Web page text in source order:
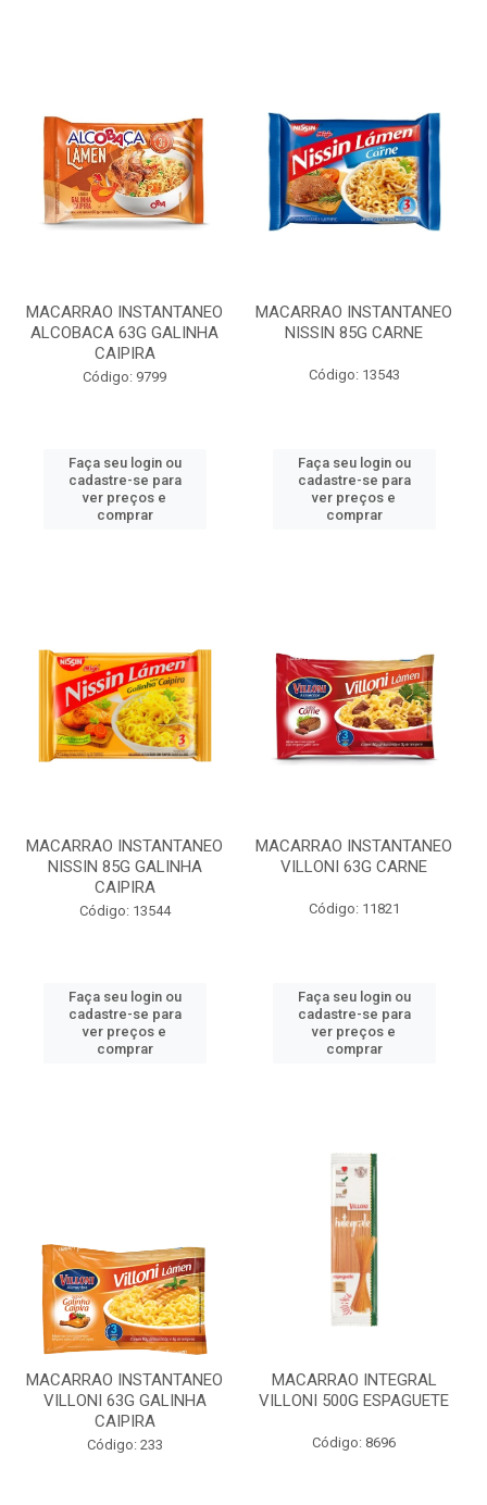
MACARRAO INSTANTANEO
ALCOBACA 63G GALINHA
CAIPIRA
Código: 9799
Faça seu login ou
cadastre-se para
ver preços e
comprar
MACARRAO INSTANTANEO
NISSIN 85G CARNE
Código: 13543
Faça seu login ou
cadastre-se para
ver preços e
comprar
MACARRAO INSTANTANEO
NISSIN 85G GALINHA
CAIPIRA
Código: 13544
Faça seu login ou
cadastre-se para
ver preços e
comprar
MACARRAO INSTANTANEO
VILLONI 63G CARNE
Código: 11821
Faça seu login ou
cadastre-se para
ver preços e
comprar
MACARRAO INSTANTANEO
VILLONI 63G GALINHA
CAIPIRA
Código: 233
MACARRAO INTEGRAL
VILLONI 500G ESPAGUETE
Código: 8696